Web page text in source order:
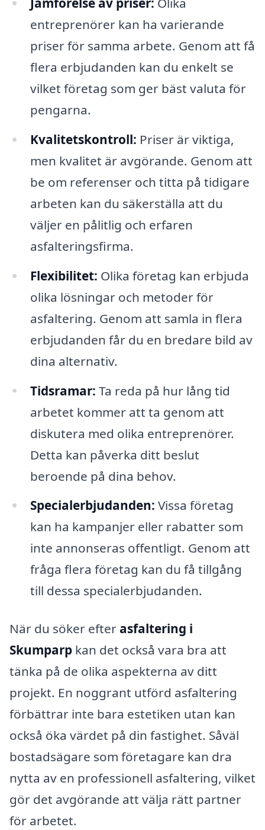
entreprenörer kan ha varierande
priser för samma arbete. Genom att få
flera erbjudanden kan du enkelt se
vilket företag som ger bäst valuta för
pengarna.
Kvalitetskontroll: Priser är viktiga,
men kvalitet är avgörande. Genom att
be om referenser och titta på tidigare
arbeten kan du säkerställa att du
väljer en pålitlig och erfaren
asfalteringsfirma.
Flexibilitet: Olika företag kan erbjuda
olika lösningar och metoder för
asfaltering. Genom att samla in flera
erbjudanden får du en bredare bild av
dina alternativ.
Tidsramar: Ta reda på hur lång tid
arbetet kommer att ta genom att
diskutera med olika entreprenörer.
Detta kan påverka ditt beslut
beroende på dina behov.
Specialerbjudanden: Vissa företag
kan ha kampanjer eller rabatter som
inte annonseras offentligt. Genom att
fråga flera företag kan du få tillgång
till dessa specialerbjudanden.
När du söker efter asfaltering i
Skumparp kan det också vara bra att
tänka på de olika aspekterna av ditt
projekt. En noggrant utförd asfaltering
förbättrar inte bara estetiken utan kan
också öka värdet på din fastighet. Såväl
bostadsägare som företagare kan dra
nytta av en professionell asfaltering, vilket
gör det avgörande att välja rätt partner
för arbetet.